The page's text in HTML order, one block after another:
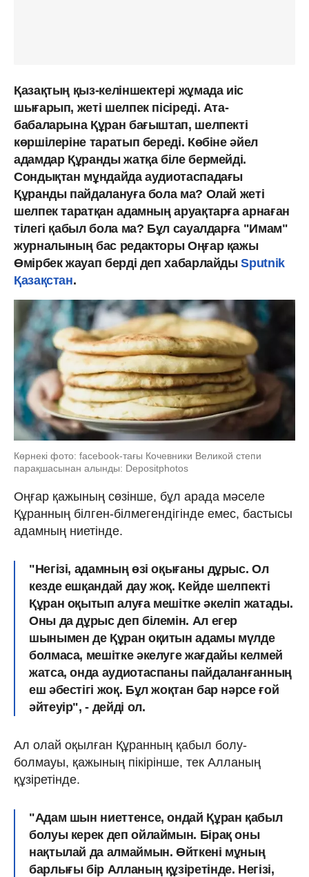
Қазақтың қыз-келіншектері жұмада иіс
шығарып, жеті шелпек пісіреді. Ата-
бабаларына Құран бағыштап, шелпекті
көршілеріне таратып береді. Көбіне әйел
адамдар Құранды жатқа біле бермейді.
Сондықтан мұндайда аудиотаспадағы
Құранды пайдалануға бола ма? Олай жеті
шелпек таратқан адамның аруақтарға арнаған
тілегі қабыл бола ма? Бұл сауалдарға "Имам"
журналының бас редакторы Оңғар қажы
Өмірбек жауап берді деп хабарлайдыSputnik
Қазақстан.
Көрнекі фото: facebook-тағы Кочевники Великой степи
парақшасынан алынды: Depositphotos
Оңғар қажының сөзінше, бұл арада мәселе
Құранның білген-білмегендігінде емес, бастысы
адамның ниетінде.
"Негізі, адамның өзі оқығаны дұрыс. Ол
кезде ешқандай дау жоқ. Кейде шелпекті
Құран оқытып алуға мешітке әкеліп жатады.
Оны да дұрыс деп білемін. Ал егер
шынымен де Құран оқитын адамы мүлде
болмаса, мешітке әкелуге жағдайы келмей
жатса, онда аудиотаспаны пайдаланғанның
еш әбестігі жоқ. Бұл жоқтан бар нәрсе ғой
әйтеуір", - дейді ол.
Ал олай оқылған Құранның қабыл болу-
болмауы, қажының пікірінше, тек Алланың
құзіретінде.
"Адам шын ниеттенсе, ондай Құран қабыл
болуы керек деп ойлаймын. Бірақ оны
нақтылай да алмаймын. Өйткені мұның
барлығы бір Алланың құзіретінде. Негізі,